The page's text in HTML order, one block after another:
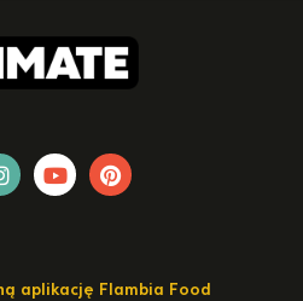
aplikację Flambia Food